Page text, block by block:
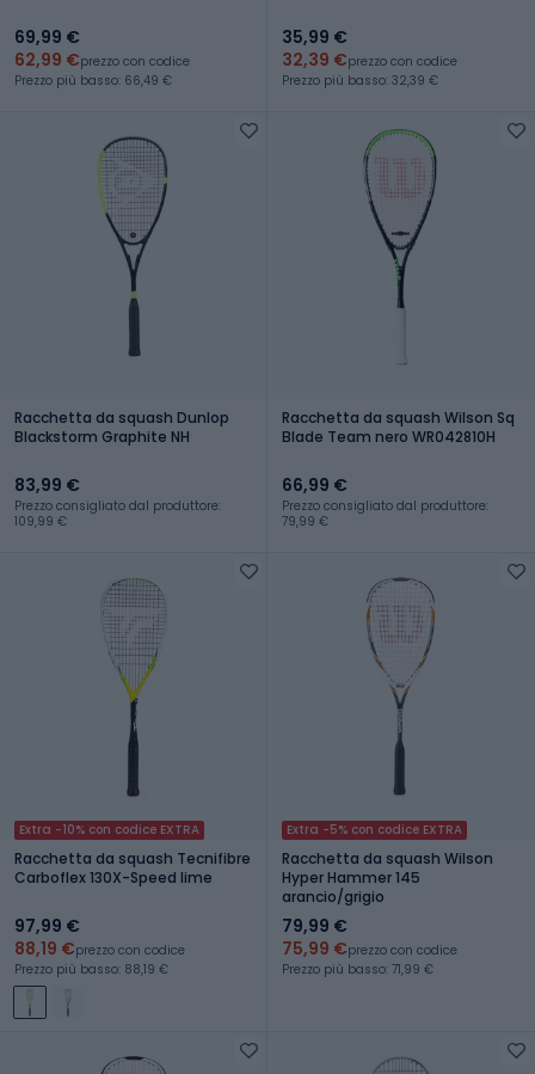
69,99 €
62,99 €prezzo con codice
Prezzo più basso: 66,49 €
35,99 €
32,39 €prezzo con codice
Prezzo più basso: 32,39 €
Racchetta da squash Dunlop
Blackstorm Graphite NH
83,99 €
Prezzo consigliato dal produttore:
109,99 €
Racchetta da squash Wilson Sq
Blade Team nero WR042810H
66,99 €
Prezzo consigliato dal produttore:
79,99 €
Extra -10% con codice EXTRA
Racchetta da squash Tecnifibre
Carboflex 130X-Speed lime
97,99 €
88,19 €prezzo con codice
Prezzo più basso: 88,19 €
Extra -5% con codice EXTRA
Racchetta da squash Wilson
Hyper Hammer 145
arancio/grigio
79,99 €
75,99 €prezzo con codice
Prezzo più basso: 71,99 €